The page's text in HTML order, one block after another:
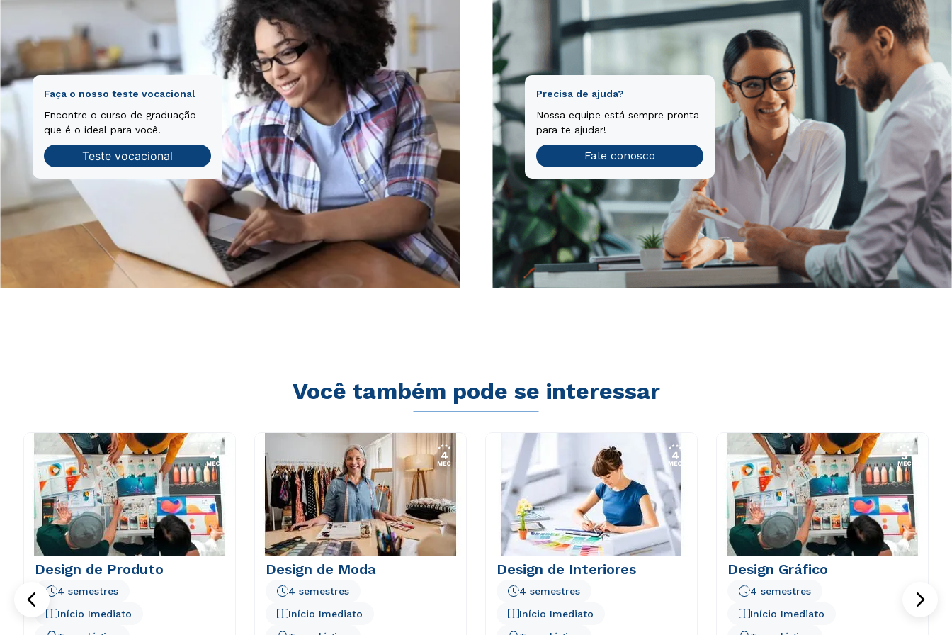
Faça o nosso teste vocacional
Encontre o curso de graduação
que é o ideal para você.
Teste vocacional
Precisa de ajuda?
Nossa equipe está sempre pronta
para te ajudar!
Fale conosco
Você também pode se interessar
Design de Produto
Início Imediato
4 semestres
Design de Moda
Início Imediato
4 semestres
Design de Interiores
Início Imediato
4 semestres
Design Gráfico
Início Imediato
4 semestres